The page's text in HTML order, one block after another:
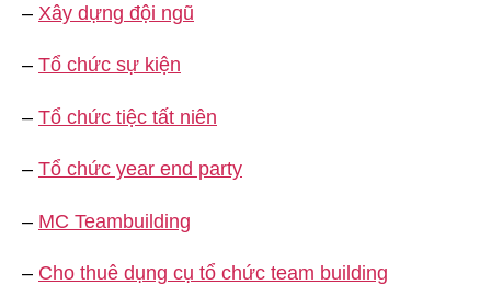
– Xây dựng đội ngũ
– Tổ chức sự kiện
– Tổ chức tiệc tất niên
– Tổ chức year end party
– MC Teambuilding
– Cho thuê dụng cụ tổ chức team building